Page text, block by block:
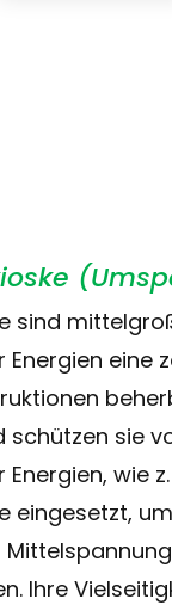
sind
eine
sie
wie
eingesetzt,
Ihre